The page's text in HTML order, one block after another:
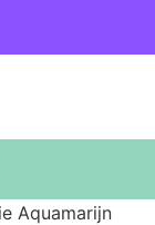
Aquamarijn